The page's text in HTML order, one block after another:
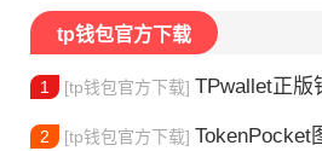
tp钱包官方下载
1 [tp钱包官方下载] TPwallet正版钱包
2 [tp钱包官方下载] TokenPocket图标